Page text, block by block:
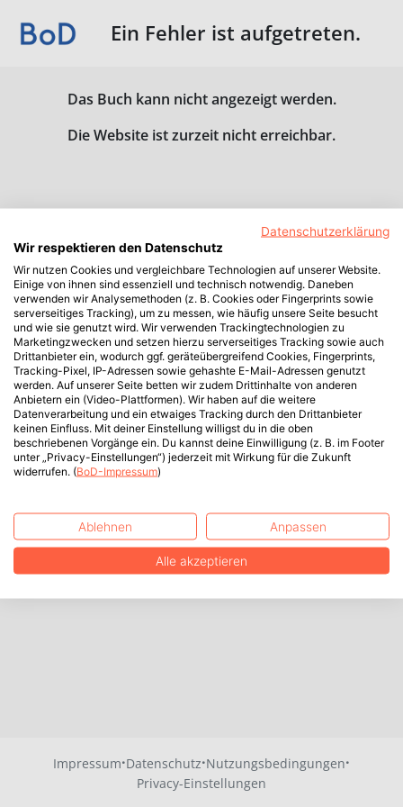
Ein Fehler ist aufgetreten.
Das Buch kann nicht angezeigt werden.
Die Website ist zurzeit nicht erreichbar.
Impressum·Datenschutz·Nutzungsbedingungen·
Privacy-Einstellungen
Datenschutzerklärung
Wir respektieren den Datenschutz
Wir nutzen Cookies und vergleichbare Technologien auf unserer Website.
Einige von ihnen sind essenziell und technisch notwendig. Daneben
verwenden wir Analysemethoden (z. B. Cookies oder Fingerprints sowie
serverseitiges Tracking), um zu messen, wie häufig unsere Seite besucht
und wie sie genutzt wird. Wir verwenden Trackingtechnologien zu
Marketingzwecken und setzen hierzu serverseitiges Tracking sowie auch
Drittanbieter ein, wodurch ggf. geräteübergreifend Cookies, Fingerprints,
Tracking-Pixel, IP-Adressen sowie gehashte E-Mail-Adressen genutzt
werden. Auf unserer Seite betten wir zudem Drittinhalte von anderen
Anbietern ein (Video-Plattformen). Wir haben auf die weitere
Datenverarbeitung und ein etwaiges Tracking durch den Drittanbieter
keinen Einfluss. Mit deiner Einstellung willigst du in die oben
beschriebenen Vorgänge ein. Du kannst deine Einwilligung (z. B. im Footer
unter „Privacy-Einstellungen“) jederzeit mit Wirkung für die Zukunft
widerrufen. (BoD-Impressum)
Ablehnen Anpassen
Alle akzeptieren